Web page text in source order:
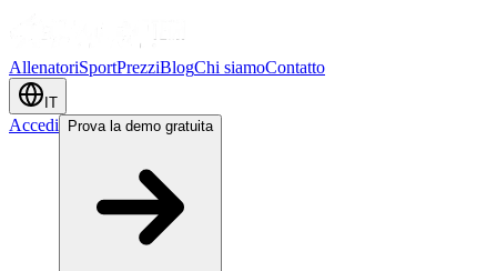
AllenatoriSportPrezziBlogChi siamoContatto
IT
Accedi Prova la demo gratuita